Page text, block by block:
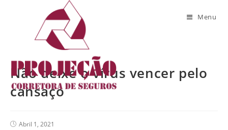
Menu
Não deixe o vírus vencer pelo
cansaço
Abril 1, 2021